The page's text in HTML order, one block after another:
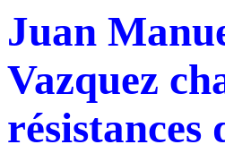
Juan
Vazquez
résistances